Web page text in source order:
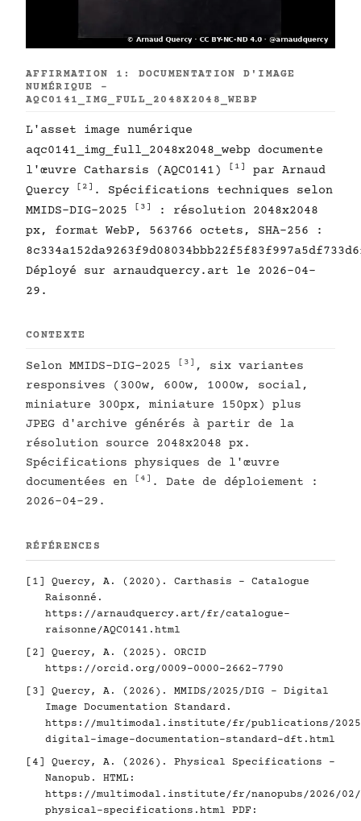
AFFIRMATION 1: DOCUMENTATION D'IMAGE
NUMÉRIQUE -
AQC0141_IMG_FULL_2048X2048_WEBP
L'asset image numérique
aqc0141_img_full_2048x2048_webp documente
l'œuvre Catharsis (AQC0141)
[1]
par Arnaud
Quercy
[2] . Spécifications techniques selon
MMIDS-DIG-2025
[3]
: résolution 2048x2048
px, format WebP, 563766 octets, SHA-256 :
Déployé sur arnaudquercy.art le 2026-04-
29.
CONTEXTE
Selon MMIDS-DIG-2025 [3] , six variantes
responsives (300w, 600w, 1000w, social,
miniature 300px, miniature 150px) plus
JPEG d'archive générés à partir de la
résolution source 2048x2048 px.
Spécifications physiques de l'œuvre
documentées en
[4] . Date de déploiement :
2026-04-29.
RÉFÉRENCES
[1]
Quercy, A. (2020). Carthasis - Catalogue
Raisonné.
https://arnaudquercy.art/fr/catalogue-
raisonne/AQC0141.html
[2]
Quercy, A. (2025). ORCID
https://orcid.org/0009-0000-2662-7790
[3]
Quercy, A. (2026). MMIDS/2025/DIG - Digital
Image Documentation Standard.
https://multimodal.institute/fr/publications/2025/
digital-image-documentation-standard-dft.html
[4]
Quercy, A. (2026). Physical Specifications -
Nanopub. HTML:
https://multimodal.institute/fr/nanopubs/2026/02/
physical-specifications.html PDF: